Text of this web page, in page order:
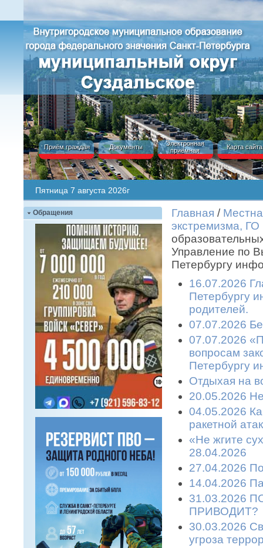
Приём граждан Документы
Электронная
приёмная
Карта сайта
Пятница 7 августа 2026г
Обращения Главная /
экстремизма,
Управление по
Петербургу
16.07.2026
Петербургу
родителей.
07.07.2026
07.07.2026
вопросам
Петербургу
Отдыхая на
20.05.2026
04.05.2026
ракетной
«Не жгите
28.04.2026
27.04.2026
14.04.2026
31.03.2026
ПРИВОДИТ?
30.03.2026
угроза